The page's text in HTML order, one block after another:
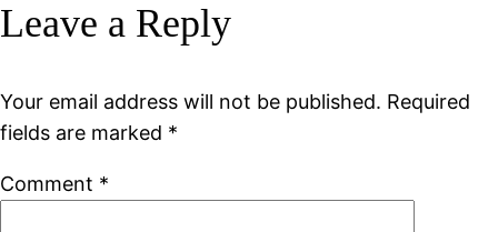
Leave a Reply
Your email address will not be published. Required
fields are marked *
Comment *